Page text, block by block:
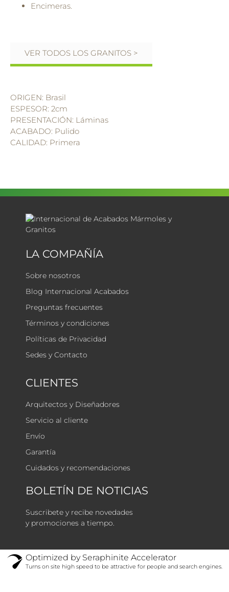
Encimeras.
VER TODOS LOS GRANITOS >
ORIGEN: Brasil
ESPESOR: 2cm
PRESENTACIÓN: Láminas
ACABADO: Pulido
CALIDAD: Primera
LA COMPAÑÍA
Sobre nosotros
Blog Internacional Acabados
Preguntas frecuentes
Términos y condiciones
Políticas de Privacidad
Sedes y Contacto
CLIENTES
Arquitectos y Diseñadores
Servicio al cliente
Envío
Garantía
Cuidados y recomendaciones
BOLETÍN DE NOTICIAS
Suscribete y recibe novedades
y promociones a tiempo.
Optimized by Seraphinite Accelerator
Turns on site high speed to be attractive for people and search engines.